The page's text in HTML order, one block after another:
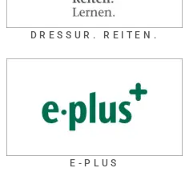
DRESSUR. REITEN.
E-PLUS